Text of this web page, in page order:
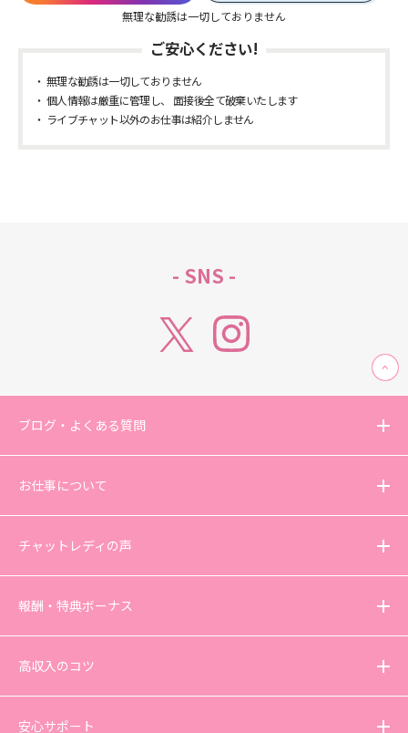
無理な勧誘は一切しておりません
ご安心ください!
無理な勧誘は一切しておりません
個人情報は厳重に管理し、 面接後全て破棄いたします
ライブチャット以外のお仕事は紹介しません
- SNS -
ブログ・よくある質問
お仕事について
チャットレディの声
報酬・特典ボーナス
高収入のコツ
安心サポート